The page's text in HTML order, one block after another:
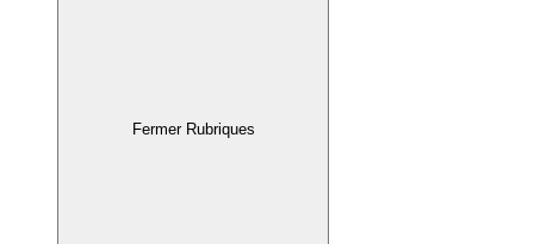
Fermer Rubriques